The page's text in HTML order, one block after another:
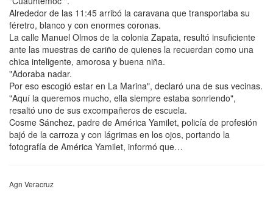
Alrededor de las 11:45 arribó la caravana que transportaba su
féretro, blanco y con enormes coronas.
La calle Manuel Olmos de la colonia Zapata, resultó insuficiente
ante las muestras de cariño de quienes la recuerdan como una
chica inteligente, amorosa y buena niña.
"Adoraba nadar.
Por eso escogió estar en La Marina", declaró una de sus vecinas.
"Aquí la queremos mucho, ella siempre estaba sonriendo",
resaltó uno de sus excompañeros de escuela.
Cosme Sánchez, padre de América Yamilet, policía de profesión
bajó de la carroza y con lágrimas en los ojos, portando la
fotografía de América Yamilet, informó que…
Agn Veracruz